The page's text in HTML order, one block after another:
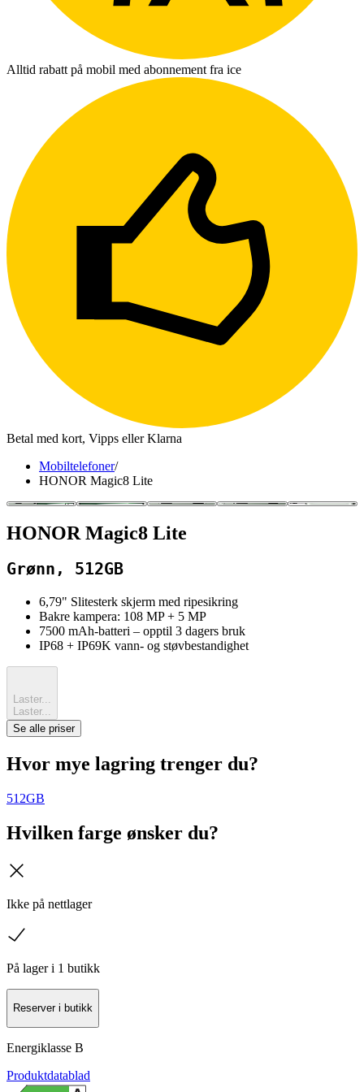
Alltid rabatt på mobil med abonnement fra ice
Betal med kort, Vipps eller Klarna
Mobiltelefoner/
HONOR Magic8 Lite
HONOR Magic8 Lite
Grønn, 512GB
6,79" Slitesterk skjerm med ripesikring
Bakre kampera: 108 MP + 5 MP
7500 mAh-batteri – opptil 3 dagers bruk
IP68 + IP69K vann- og støvbestandighet
Laster...
Laster...
Se alle priser
Hvor mye lagring trenger du?
512GB
Hvilken farge ønsker du?
Ikke på nettlager
På lager i 1 butikk
Reserver i butikk
Energiklasse B
Produktdatablad